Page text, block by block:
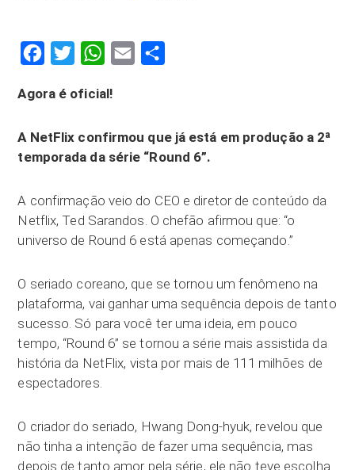
FacebookTwitter WhatsApp
Email
Agora é oficial!
A NetFlix confirmou que já está em produção a 2ª
temporada da série “Round 6”.
A confirmação veio do CEO e diretor de conteúdo da
Netflix, Ted Sarandos. O chefão afirmou que: “o
universo de Round 6 está apenas começando.”
O seriado coreano, que se tornou um fenômeno na
plataforma, vai ganhar uma sequência depois de tanto
sucesso. Só para você ter uma ideia, em pouco
tempo, “Round 6” se tornou a série mais assistida da
história da NetFlix, vista por mais de 111 milhões de
espectadores.
O criador do seriado, Hwang Dong-hyuk, revelou que
não tinha a intenção de fazer uma sequência, mas
depois de tanto amor pela série, ele não teve escolha.